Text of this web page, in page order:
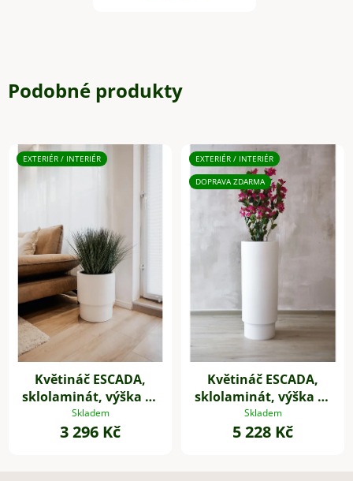
Podobné produkty
EXTERIÉR / INTERIÉR
Květináč ESCADA,
sklolaminát, výška 40
cm, bílý mat
Skladem
3 296 Kč
EXTERIÉR / INTERIÉR
DOPRAVA ZDARMA
Květináč ESCADA,
sklolaminát, výška 90
cm, bílý
Skladem
5 228 Kč